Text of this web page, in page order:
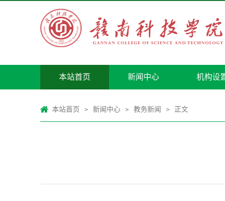
本站首页 新闻中心 机构设
本站首页 > 新闻中心 > 教务新闻 > 正文